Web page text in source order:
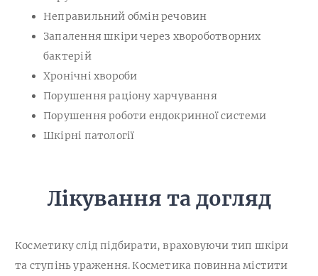
Неправильний обмін речовин
Запалення шкіри через хвороботворних
бактерій
Хронічні хвороби
Порушення раціону харчування
Порушення роботи ендокринної системи
Шкірні патології
Лікування та догляд
Косметику слід підбирати, враховуючи тип шкіри
та ступінь ураження. Косметика повинна містити